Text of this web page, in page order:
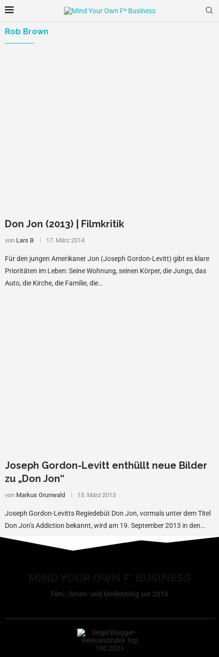
Rob Brown
Don Jon (2013) | Filmkritik
von Lars B 17. März 2014
Für den jungen Amerikaner Jon (Joseph Gordon-Levitt) gibt es klare
Prioritäten im Leben: Seine Wohnung, seinen Körper, die Jungs, das
Auto, die Kirche, die Familie, die…
Joseph Gordon-Levitt enthüllt neue Bilder
zu „Don Jon“
von Markus Grunwald 13. März 2013
Joseph Gordon-Levitts Regiedebüt Don Jon, vormals unter dem Titel
Don Jon’s Addiction bekannt, wird am 19. September 2013 in den…
Film-, Serien- und Medienblog seit 2010